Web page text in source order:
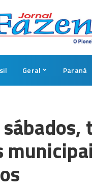
Geral Paraná